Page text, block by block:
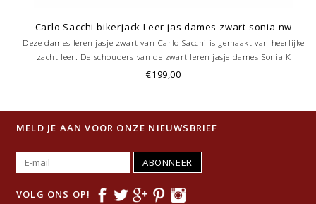
Carlo Sacchi bikerjack Leer jas dames zwart sonia nw
Deze dames leren jasje zwart van Carlo Sacchi is gemaakt van heerlijke
zacht leer. De schouders van de zwart leren jasje dames Sonia K
hebben mooie design. Dit leren jasje heeft rits op de borst, twee
€199,00
MELD JE AAN VOOR ONZE NIEUWSBRIEF
ABONNEER
VOLG ONS OP!